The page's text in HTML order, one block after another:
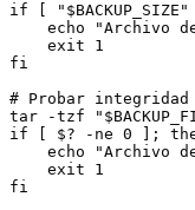
if [
echo "Archivo
    exit 1
fi
# Probar
tar -tzf
if [ $? -ne 0 ];
echo "Archivo
    exit 1
fi